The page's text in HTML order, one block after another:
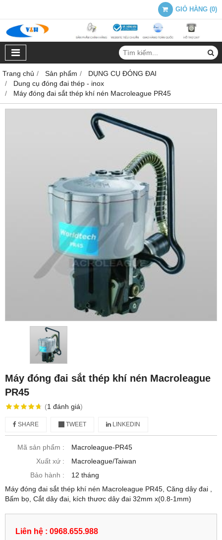
GIỎ HÀNG (0)
Trang chủ Sản phẩm
DỤNG CỤ ĐÓNG ĐAI
Dung cụ đóng đai thép - inox
Máy đóng đai sắt thép khí nén Macroleague PR45
Máy đóng đai sắt thép khí nén Macroleague
PR45
(1 đánh giá)
SHARE TWEET LINKEDIN
Mã sản phẩm :
Macroleague-PR45
Xuất xứ :
Macroleague/Taiwan
Bảo hành :
12 tháng
Máy đóng đai sắt thép khí nén Macroleague PR45, Căng dây đai ,
Bấm bọ, Cắt dây đai, kích thươc dây đai 32mm x(0.8-1mm)
Liên hệ : 0968.655.988